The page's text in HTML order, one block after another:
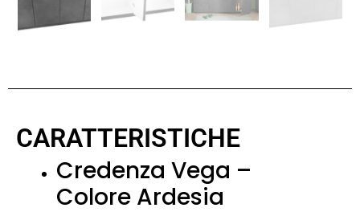
CARATTERISTICHE
Credenza Vega –
Colore Ardesia